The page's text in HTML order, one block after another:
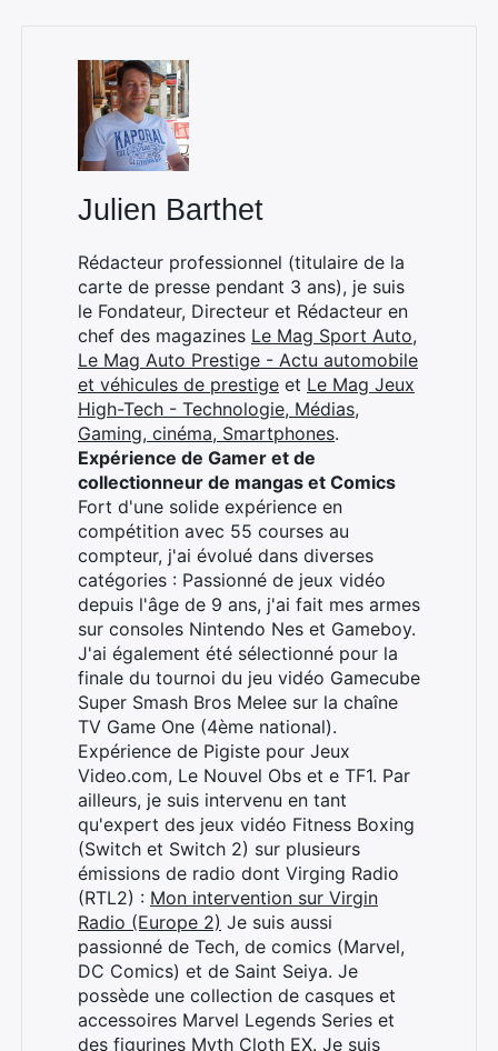
Julien Barthet
Rédacteur professionnel (titulaire de la
carte de presse pendant 3 ans), je suis
le Fondateur, Directeur et Rédacteur en
chef des magazines Le Mag Sport Auto,
Le Mag Auto Prestige - Actu automobile
et véhicules de prestige et Le Mag Jeux
High-Tech - Technologie, Médias,
Gaming, cinéma, Smartphones.
Expérience de Gamer et de
collectionneur de mangas et Comics
Fort d'une solide expérience en
compétition avec 55 courses au
compteur, j'ai évolué dans diverses
catégories : Passionné de jeux vidéo
depuis l'âge de 9 ans, j'ai fait mes armes
sur consoles Nintendo Nes et Gameboy.
J'ai également été sélectionné pour la
finale du tournoi du jeu vidéo Gamecube
Super Smash Bros Melee sur la chaîne
TV Game One (4ème national).
Expérience de Pigiste pour Jeux
Video.com, Le Nouvel Obs et e TF1. Par
ailleurs, je suis intervenu en tant
qu'expert des jeux vidéo Fitness Boxing
(Switch et Switch 2) sur plusieurs
émissions de radio dont Virging Radio
(RTL2) : Mon intervention sur Virgin
Radio (Europe 2) Je suis aussi
passionné de Tech, de comics (Marvel,
DC Comics) et de Saint Seiya. Je
possède une collection de casques et
accessoires Marvel Legends Series et
des figurines Myth Cloth EX. Je suis